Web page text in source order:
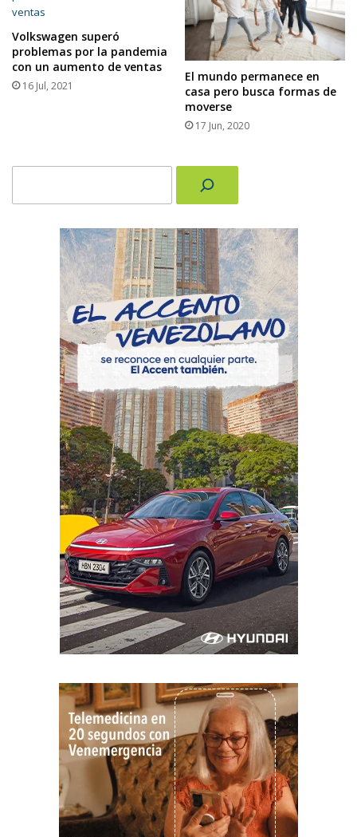
Volkswagen superó
problemas por la pandemia
con un aumento de ventas
16 Jul, 2021
El mundo permanece en
casa pero busca formas de
moverse
17 Jun, 2020